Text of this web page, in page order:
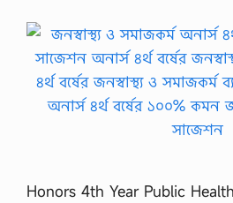
Honors 4th Year Public